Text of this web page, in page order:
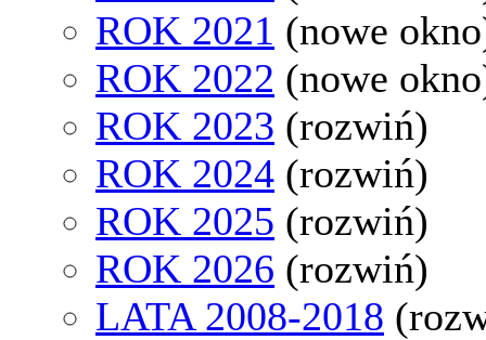
ROK 2021 (nowe
ROK 2022 (nowe
ROK 2023 (rozwiń)
ROK 2024 (rozwiń)
ROK 2025 (rozwiń)
ROK 2026 (rozwiń)
LATA 2008-2018